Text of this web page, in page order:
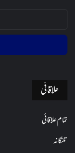
ایڈریس
کریں
علاقائی
تمام علاقائی
تلنگانہ